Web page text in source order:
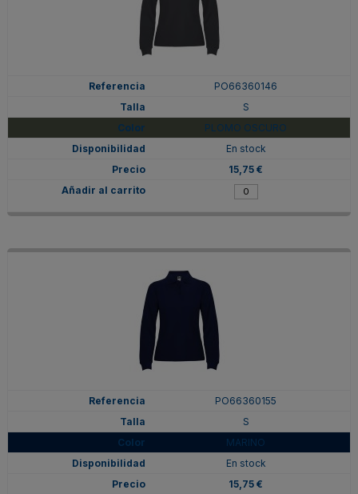
PO66360146
S
PLOMO OSCURO
En stock
15,75 €
PO66360155
S
MARINO
En stock
15,75 €